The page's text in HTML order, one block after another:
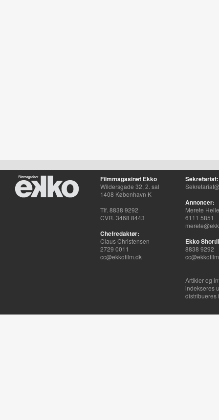
Filmmagasinet Ekko
Wildersgade 32, 2. sal
1408 København K
Tlf. 8838 9292
CVR. 3468 8443
Chefredaktør:
Claus Christensen
2729 0011
cc@ekkofilm.dk
Sekretariat:
Annoncer:
Merete
6111 5851
Ekko
8838 9292
Artikler og
indekseres
distribueres